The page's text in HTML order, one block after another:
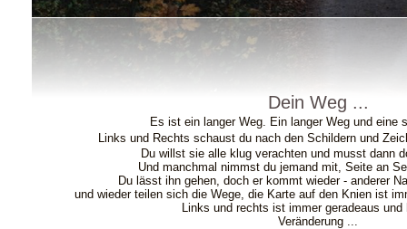
Es ist ein langer Weg. Ein langer Weg und eine
Links und Rechts schaust du nach den Schildern und
Du willst sie alle klug verachten und musst dann
Und manchmal nimmst du jemand mit, Seite an
Du lässt ihn gehen, doch er kommt wieder - anderer
und wieder teilen sich die Wege, die Karte auf den Knien ist
Links und rechts ist immer geradeaus und
Veränderung ...
Dein Weg ...